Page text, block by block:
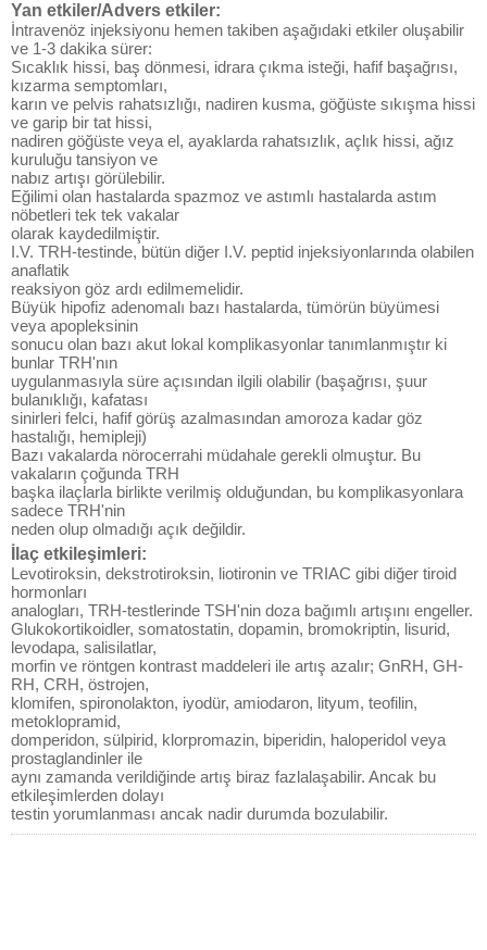
Yan etkiler/Advers etkiler:
İntravenöz injeksiyonu hemen takiben aşağıdaki etkiler oluşabilir
ve 1-3 dakika sürer:
Sıcaklık hissi, baş dönmesi, idrara çıkma isteği, hafif başağrısı,
kızarma semptomları,
karın ve pelvis rahatsızlığı, nadiren kusma, göğüste sıkışma hissi
ve garip bir tat hissi,
nadiren göğüste veya el, ayaklarda rahatsızlık, açlık hissi, ağız
kuruluğu tansiyon ve
nabız artışı görülebilir.
Eğilimi olan hastalarda spazmoz ve astımlı hastalarda astım
nöbetleri tek tek vakalar
olarak kaydedilmiştir.
I.V. TRH-testinde, bütün diğer I.V. peptid injeksiyonlarında olabilen
anaflatik
reaksiyon göz ardı edilmemelidir.
Büyük hipofiz adenomalı bazı hastalarda, tümörün büyümesi
veya apopleksinin
sonucu olan bazı akut lokal komplikasyonlar tanımlanmıştır ki
bunlar TRH'nın
uygulanmasıyla süre açısından ilgili olabilir (başağrısı, şuur
bulanıklığı, kafatası
sinirleri felci, hafif görüş azalmasından amoroza kadar göz
hastalığı, hemipleji)
Bazı vakalarda nörocerrahi müdahale gerekli olmuştur. Bu
vakaların çoğunda TRH
başka ilaçlarla birlikte verilmiş olduğundan, bu komplikasyonlara
sadece TRH'nin
neden olup olmadığı açık değildir.
İlaç etkileşimleri:
Levotiroksin, dekstrotiroksin, liotironin ve TRIAC gibi diğer tiroid
hormonları
analogları, TRH-testlerinde TSH'nin doza bağımlı artışını engeller.
Glukokortikoidler, somatostatin, dopamin, bromokriptin, lisurid,
levodapa, salisilatlar,
morfin ve röntgen kontrast maddeleri ile artış azalır; GnRH, GH-
RH, CRH, östrojen,
klomifen, spironolakton, iyodür, amiodaron, lityum, teofilin,
metoklopramid,
domperidon, sülpirid, klorpromazin, biperidin, haloperidol veya
prostaglandinler ile
aynı zamanda verildiğinde artış biraz fazlalaşabilir. Ancak bu
etkileşimlerden dolayı
testin yorumlanması ancak nadir durumda bozulabilir.